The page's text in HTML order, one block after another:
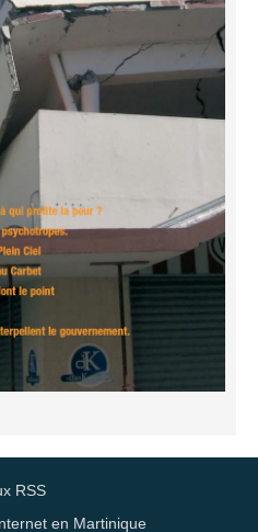
RSS
en Martinique